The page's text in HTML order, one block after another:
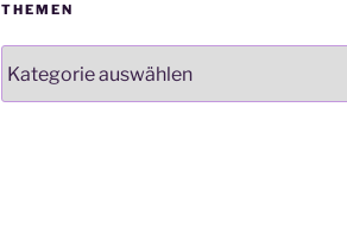
THEMEN